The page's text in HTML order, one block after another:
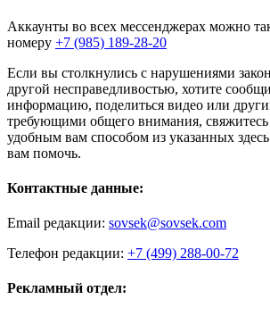
Аккаунты во всех мессенджерах можно
номеру +7 (985) 189-28-20
Если вы столкнулись с нарушениями
другой несправедливостью, хотите
информацию, поделиться видео или
требующими общего внимания,
удобным вам способом из указанных
вам помочь.
Контактные данные:
Email редакции: sovsek@sovsek.com
Телефон редакции: +7 (499) 288-00-72
Рекламный отдел: